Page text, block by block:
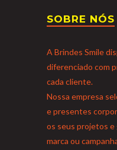
SOBRE NÓS
A Brindes Smile
diferenciado com
cada cliente.
Nossa empresa
e presentes
os seus projetos e
marca ou